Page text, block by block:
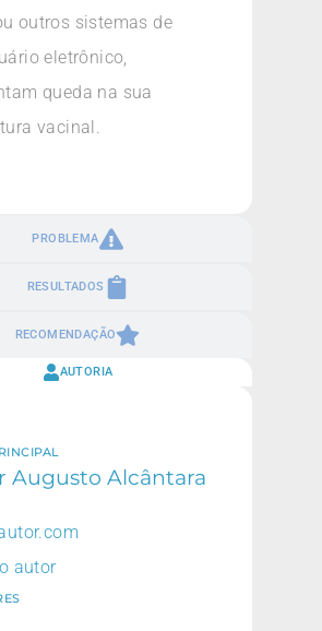
PROBLEMA
RESULTADOS
RECOMENDAÇÃO
outros sistemas de
eletrônico,
queda na sua
vacinal.
AUTORIA
Augusto Alcântara
autor